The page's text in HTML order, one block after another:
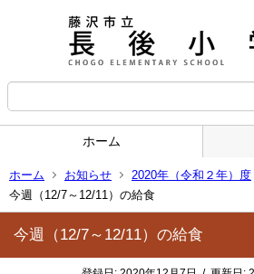
ホーム
ホーム お知らせ
2020年（令和２年）度
今週（12/7～12/11）の給食
今週（12/7～12/11）の給食